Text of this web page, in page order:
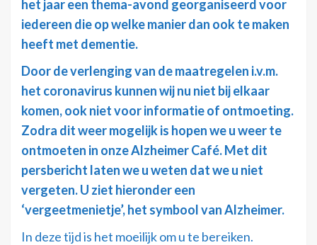
het jaar een thema-avond georganiseerd voor
iedereen die op welke manier dan ook te maken
heeft met dementie.
Door de verlenging van de maatregelen i.v.m.
het coronavirus kunnen wij nu niet bij elkaar
komen, ook niet voor informatie of ontmoeting.
Zodra dit weer mogelijk is hopen we u weer te
ontmoeten in onze Alzheimer Café. Met dit
persbericht laten we u weten dat we u niet
vergeten. U ziet hieronder een
‘vergeetmenietje’, het symbool van Alzheimer.
In deze tijd is het moeilijk om u te bereiken.